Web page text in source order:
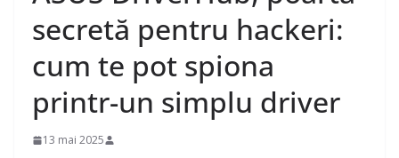
secretă pentru hackeri:
cum te pot spiona
printr-un simplu driver
13 mai 2025